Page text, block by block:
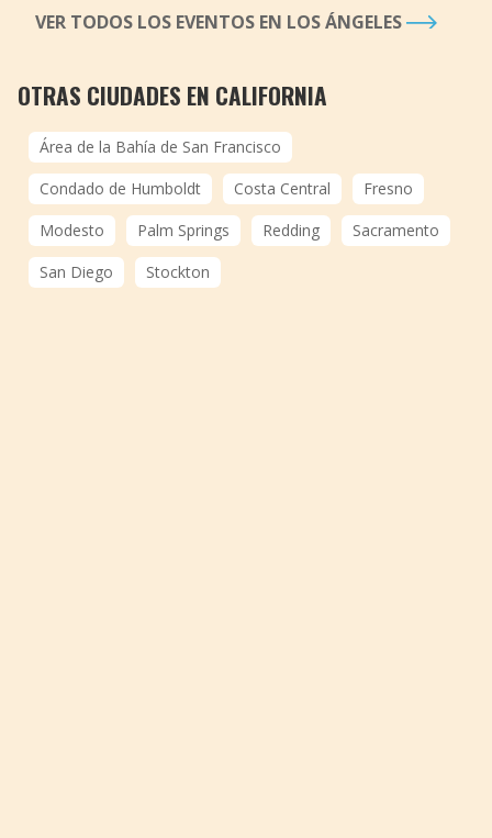
VER TODOS LOS EVENTOS EN LOS ÁNGELES
OTRAS CIUDADES EN CALIFORNIA
Área de la Bahía de San Francisco
Condado de Humboldt
Costa Central
Fresno
Modesto
Palm Springs Redding
Sacramento
San Diego
Stockton